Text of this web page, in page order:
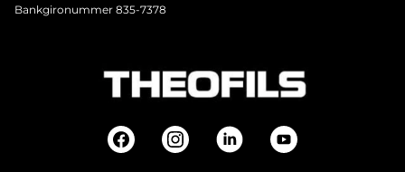
Bankgironummer 835-7378